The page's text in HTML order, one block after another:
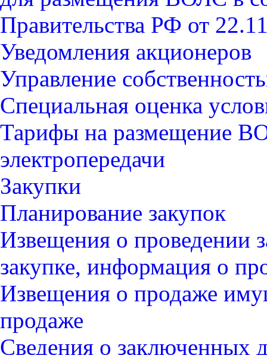
Правительства РФ от
Уведомления акционеров
Управление
Специальная оценка
Тарифы на размещение
электропередачи
Закупки
Планирование закупок
Извещения о проведении
закупке, информация о
Извещения о продаже
продаже
Сведения о заключенных